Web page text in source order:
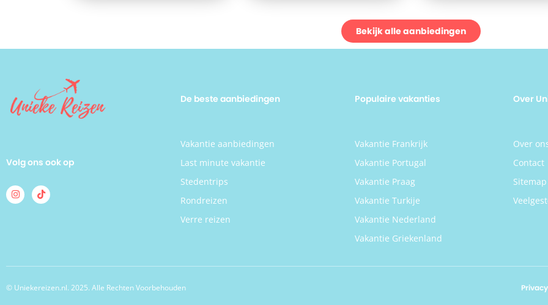
Bekijk alle aanbiedingen
Volg ons ook op
De beste aanbiedingen
Vakantie aanbiedingen
Last minute vakantie
Stedentrips
Rondreizen
Verre reizen
Populaire vakanties
Vakantie Frankrijk
Vakantie Portugal
Vakantie Praag
Vakantie Turkije
Vakantie Nederland
Vakantie Griekenland
Over
Over
Contact
Sitemap
© Uniekereizen.nl. 2025. Alle Rechten Voorbehouden